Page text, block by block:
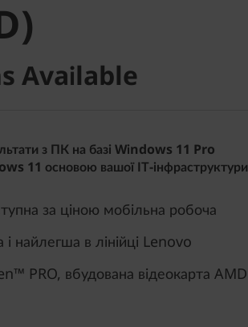
Available
з ПК на базі Windows 11 Pro
11 основою вашої ІТ-інфраструктури
за ціною мобільна робоча
найлегша в лінійці Lenovo
PRO, вбудована відеокарта AMD